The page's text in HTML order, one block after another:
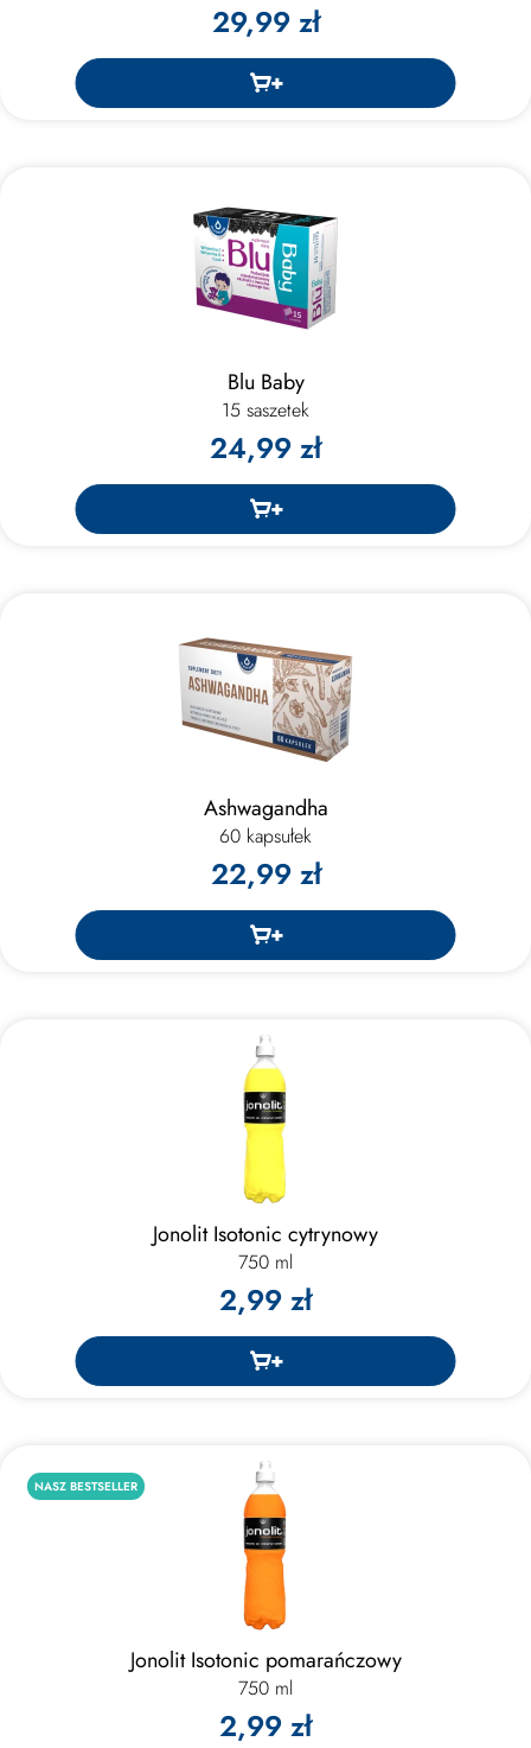
29,99 zł
Blu Baby
15 saszetek
24,99 zł
Ashwagandha
60 kapsułek
22,99 zł
Jonolit Isotonic cytrynowy
750 ml
2,99 zł
NASZ BESTSELLER
Jonolit Isotonic pomarańczowy
750 ml
2,99 zł